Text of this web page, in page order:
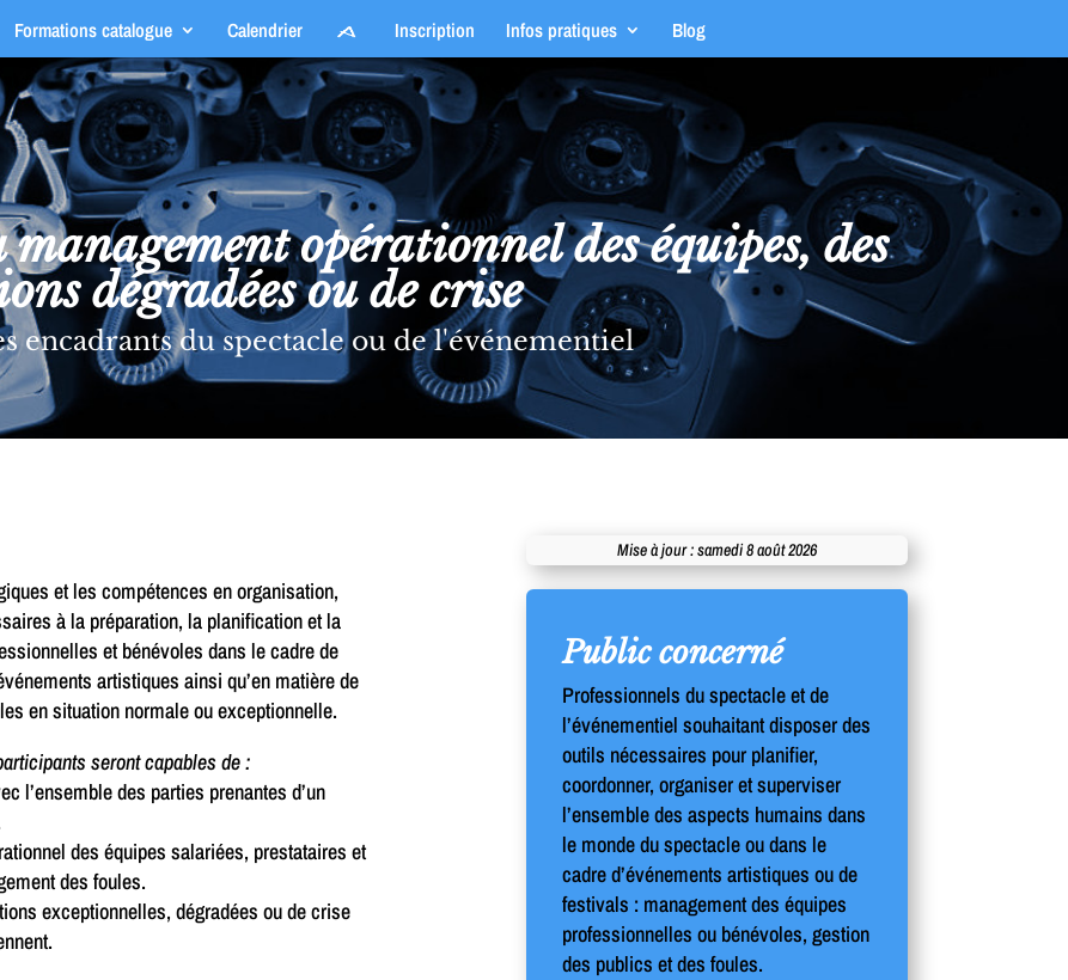
Formations catalogue Calendrier Inscription Infos pratiques Blog
opérationnel des équipes, des
dégradées ou de crise
encadrants du spectacle ou de l'événementiel
et les compétences en organisation,
à la préparation, la planification et la
et bénévoles dans le cadre de
artistiques ainsi qu’en matière de
en situation normale ou exceptionnelle.
seront capables de :
l’ensemble des parties prenantes d’un
des équipes salariées, prestataires et
des foules.
exceptionnelles, dégradées ou de crise
Mise à jour : samedi 8 août 2026
Public concerné
Professionnels du spectacle et de
l’événementiel souhaitant disposer des
outils nécessaires pour planifier,
coordonner, organiser et superviser
l’ensemble des aspects humains dans
le monde du spectacle ou dans le
cadre d’événements artistiques ou de
festivals : management des équipes
professionnelles ou bénévoles, gestion
des publics et des foules.